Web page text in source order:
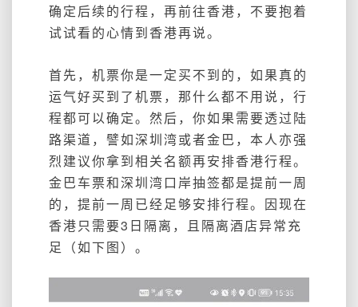
确定后续的行程，再前往香港，不要抱着
试试看的心情到香港再说。
首先，机票你是一定买不到的，如果真的
运气好买到了机票，那什么都不用说，行
程都可以确定。然后，你如果需要透过陆
路渠道，譬如深圳湾或者金巴，本人亦强
烈建议你拿到相关名额再安排香港行程。
金巴车票和深圳湾口岸抽签都是提前一周
的，提前一周已经足够安排行程。因现在
香港只需要3日隔离，且隔离酒店异常充
足（如下图）。